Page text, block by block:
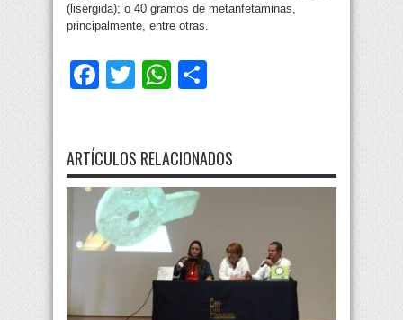
(lisérgida); o 40 gramos de metanfetaminas,
principalmente, entre otras.
Facebook
TwitterWhatsApp
ARTÍCULOS RELACIONADOS